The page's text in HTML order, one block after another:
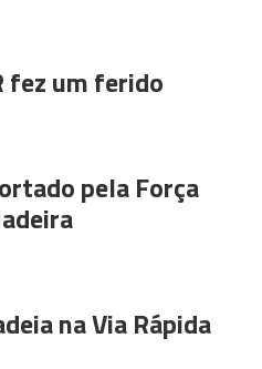
fez um ferido
pela Força
na Via Rápida